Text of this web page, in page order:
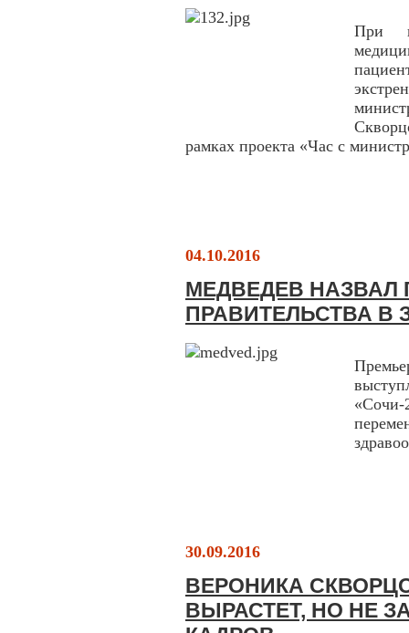
При
рамках проекта «Час с
04.10.2016
МЕДВЕДЕВ НАЗВАЛ
ПРАВИТЕЛЬСТВА В
30.09.2016
ВЕРОНИКА
ВЫРАСТЕТ, НО НЕ